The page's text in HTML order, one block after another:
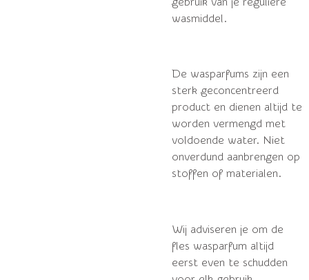
wasmiddel.
De wasparfums zijn een
sterk geconcentreerd
product en dienen altijd te
worden vermengd met
voldoende water. Niet
onverdund aanbrengen op
stoffen of materialen.
Wij adviseren je om de
fles wasparfum altijd
eerst even te schudden